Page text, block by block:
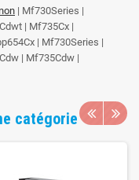
| Mf730Series |
| Mf735Cx |
| Mf730Series |
| Mf735Cdw |
catégorie